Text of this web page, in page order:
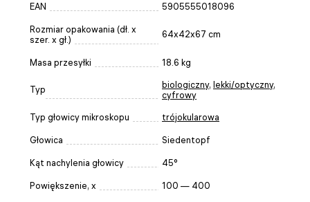
EAN 5905555018096
Rozmiar opakowania (dł. x
szer. x gł.)
64x42x67 cm
Masa przesyłki 18.6 kg
Typ biologiczny, lekki/optyczny,
cyfrowy
Typ głowicy mikroskopu trójokularowa
Głowica Siedentopf
Kąt nachylenia głowicy 45°
Powiększenie, x 100 — 400